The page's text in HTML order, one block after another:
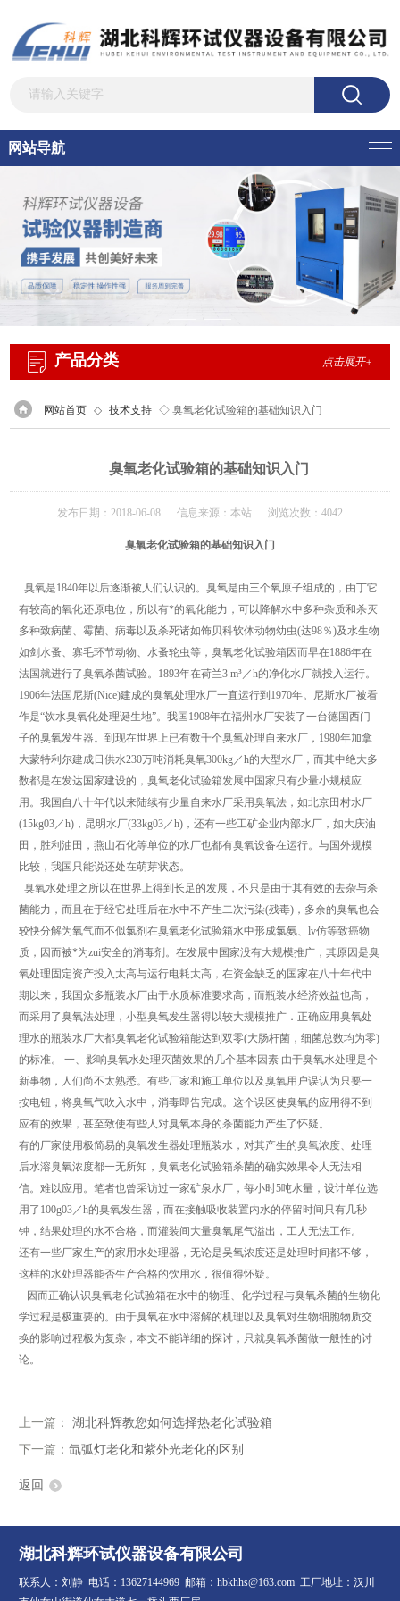
网站导航
产品分类 点击展开+
网站首页 ◇ 技术支持 ◇ 臭氧老化试验箱的基础知识入门
臭氧老化试验箱的基础知识入门
发布日期：2018-06-08 信息来源：本站 浏览次数：4042
臭氧老化试验箱的基础知识入门
臭氧是1840年以后逐渐被人们认识的。臭氧是由三个氧原子组成的，由丁它
有较高的氧化还原电位，所以有*的氧化能力，可以降解水中多种杂质和杀灭
多种致病菌、霉菌、病毒以及杀死诸如饰贝科软体动物幼虫(达98％)及水生物
如剑水蚤、寡毛环节动物、水蚤轮虫等，臭氧老化试验箱因而早在1886年在
法国就进行了臭氧杀菌试验。1893年在荷兰3 m³／h的净化水厂就投入运行。
1906年法国尼斯(Nice)建成的臭氧处理水厂一直运行到1970年。尼斯水厂被看
作是“饮水臭氧化处理诞生地”。我国1908年在福州水厂安装了一台德国西门
子的臭氧发生器。到现在世界上已有数千个臭氧处理自来水厂，1980年加拿
大蒙特利尔建成日供水230万吨消耗臭氧300kg／h的大型水厂，而其中绝大多
数都是在发达国家建设的，臭氧老化试验箱发展中国家只有少量小规模应
用。我国自八十年代以来陆续有少量自来水厂采用臭氧法，如北京田村水厂
(15kg03／h)，昆明水厂(33kg03／h)，还有一些工矿企业内部水厂，如大庆油
田，胜利油田，燕山石化等单位的水厂也都有臭氧设备在运行。与国外规模
比较，我国只能说还处在萌芽状态。
臭氧水处理之所以在世界上得到长足的发展，不只是由于其有效的去杂与杀
菌能力，而且在于经它处理后在水中不产生二次污染(残毒)，多余的臭氧也会
较快分解为氧气而不似氯剂在臭氧老化试验箱水中形成氯氨、lv仿等致癌物
质，因而被*为zui安全的消毒剂。在发展中国家没有大规模推广，其原因是臭
氧处理固定资产投入太高与运行电耗太高，在资金缺乏的国家在八十年代中
期以来，我国众多瓶装水厂由于水质标准要求高，而瓶装水经济效益也高，
而采用了臭氧法处理，小型臭氧发生器得以较大规模推广．正确应用臭氧处
理水的瓶装水厂大都臭氧老化试验箱能达到双零(大肠杆菌，细菌总数均为零)
的标准。 一、影响臭氧水处理灭菌效果的几个基本因素 由于臭氧水处理是个
新事物，人们尚不太熟悉。有些厂家和施工单位以及臭氧用户误认为只要一
按电钮，将臭氧气吹入水中，消毒即告完成。这个误区使臭氧的应用得不到
应有的效果，甚至致使有些人对臭氧本身的杀菌能力产生了怀疑。
有的厂家使用极简易的臭氧发生器处理瓶装水，对其产生的臭氧浓度、处理
后水溶臭氧浓度都一无所知，臭氧老化试验箱杀菌的确实效果令人无法相
信。难以应用。笔者也曾采访过一家矿泉水厂，每小时5吨水量，设计单位选
用了100g03／h的臭氧发生器，而在接触吸收装置内水的停留时间只有几秒
钟，结果处理的水不合格，而灌装间大量臭氧尾气溢出，工人无法工作。
还有一些厂家生产的家用水处理器，无论是吴氧浓度还是处理时间都不够，
这样的水处理器能否生产合格的饮用水，很值得怀疑。
因而正确认识臭氧老化试验箱在水中的物理、化学过程与臭氧杀菌的生物化
学过程是极重要的。由于臭氧在水中溶解的机理以及臭氧对生物细胞物质交
换的影响过程极为复杂，本文不能详细的探讨，只就臭氧杀菌做一般性的讨
论。
上一篇：湖北科辉教您如何选择热老化试验箱
下一篇：氙弧灯老化和紫外光老化的区别
返回
湖北科辉环试仪器设备有限公司
联系人：刘静 电话：13627144969 邮箱：hbkhhs@163.com 工厂地址：汉川